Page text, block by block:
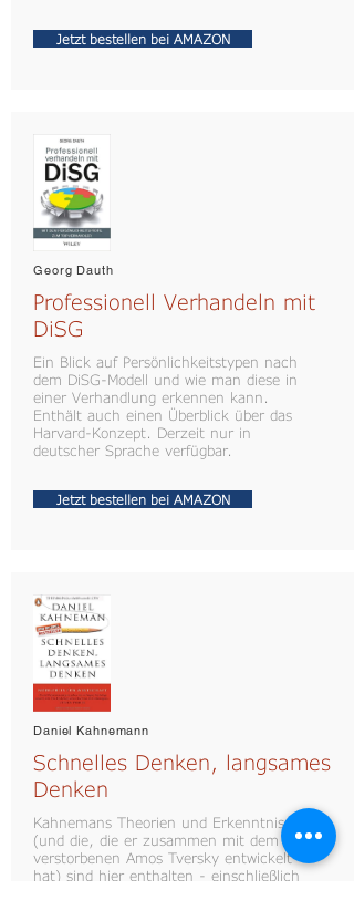
Jetzt bestellen bei AMAZON
Georg Dauth
Professionell Verhandeln mit
DiSG
Ein Blick auf Persönlichkeitstypen nach
dem DiSG-Modell und wie man diese in
einer Verhandlung erkennen kann.
Enthält auch einen Überblick über das
Harvard-Konzept. Derzeit nur in
deutscher Sprache verfügbar.
Jetzt bestellen bei AMAZON
Daniel Kahnemann
Schnelles Denken, langsames
Denken
Kahnemans Theorien und Erkenntnisse
(und die, die er zusammen mit dem
verstorbenen Amos Tversky entwickelt
hat) sind hier enthalten - einschließlich